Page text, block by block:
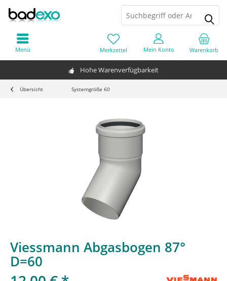
Hohe Warenverfügbarkeit
Warenkorb
Merkzettel Mein Konto
Menü
Übersicht Systemgröße 60
Viessmann Abgasbogen 87°
D=60